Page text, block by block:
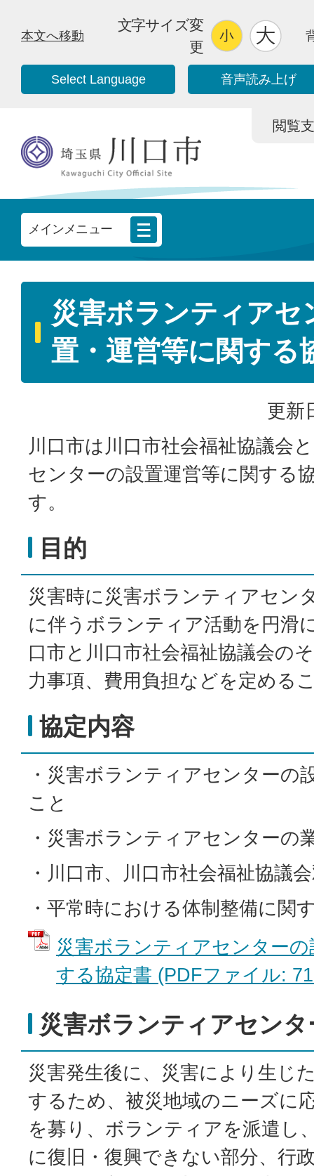
本文へ移動
文字サイズ変
更
Select Language 音声読み上げ
閲覧
メインメニュー
災害ボランティアセ
置・運営等に関する
更新
川口市は川口市社会福祉協議会
センターの設置運営等に関する
す。
目的
災害時に災害ボランティアセン
に伴うボランティア活動を円滑
口市と川口市社会福祉協議会の
力事項、費用負担などを定める
協定内容
・災害ボランティアセンターの
こと
・災害ボランティアセンターの
・川口市、川口市社会福祉協議
・平常時における体制整備に関
災害ボランティアセンター
する協定書 (PDFファイル:
災害ボランティアセン
災害発生後に、災害により生じ
するため、被災地域のニーズに
を募り、ボランティアを派遣し
に復旧・復興できない部分、行